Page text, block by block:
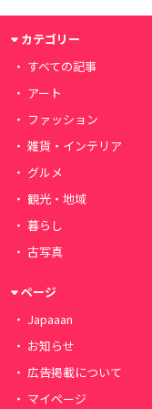
カテゴリー
すべての記事
アート
ファッション
雑貨・インテリア
グルメ
観光・地域
暮らし
古写真
ページ
Japaaan
お知らせ
広告掲載について
マイページ